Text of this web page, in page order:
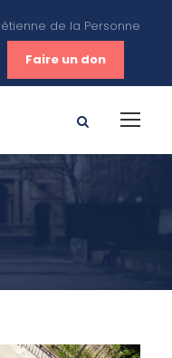
de la Personne
Faire un don